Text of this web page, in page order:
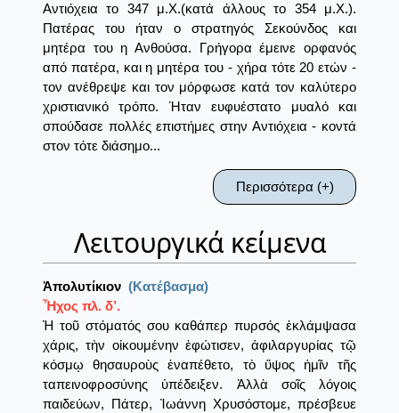
Αντιόχεια το 347 μ.Χ.(κατά άλλους το 354 μ.Χ.).
Πατέρας του ήταν ο στρατηγός Σεκούνδος και
μητέρα του η Ανθούσα. Γρήγορα έμεινε ορφανός
από πατέρα, και η μητέρα του - χήρα τότε 20 ετών -
τον ανέθρεψε και τον μόρφωσε κατά τον καλύτερο
χριστιανικό τρόπο. Ήταν ευφυέστατο μυαλό και
σπούδασε πολλές επιστήμες στην Αντιόχεια - κοντά
στον τότε διάσημο...
Περισσότερα (+)
Λειτουργικά κείμενα
Ἀπολυτίκιον (Κατέβασμα)
Ἦχος πλ. δ’.
Ἡ τοῦ στόματός σου καθάπερ πυρσός ἐκλάμψασα
χάρις, τὴν οἰκουμένην ἐφώτισεν, ἀφιλαργυρίας τῷ
κόσμῳ θησαυροὺς ἐναπέθετο, τὸ ὕψος ἡμῖν τῆς
ταπεινοφροσύνης ὑπέδειξεν. Ἀλλὰ σοῖς λόγοις
παιδεύων, Πάτερ, Ἰωάννη Χρυσόστομε, πρέσβευε